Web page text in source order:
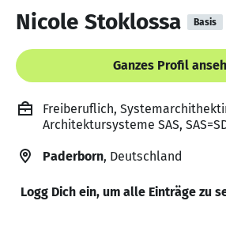
Nicole Stoklossa Basis
Ganzes Profil
Freiberuflich,
Architektursysteme SAS,
Paderborn, Deutschland
Logg Dich ein, um alle Einträge zu